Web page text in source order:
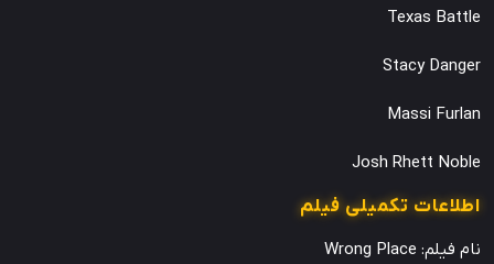
Texas Battle
Stacy Danger
Massi Furlan
Josh Rhett Noble
اطلاعات تکمیلی فیلم
نام فیلم: Wrong Place